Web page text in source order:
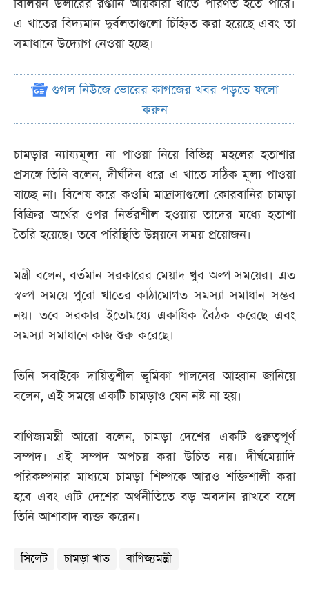
বিলিয়ন ডলারের রপ্তানি আয়কারী খাতে পরিণত হতে পারে।
এ খাতের বিদ্যমান দুর্বলতাগুলো চিহ্নিত করা হয়েছে এবং তা
সমাধানে উদ্যোগ নেওয়া হচ্ছে।
গুগল নিউজে ভোরের কাগজের খবর পড়তে ফলো
করুন
চামড়ার ন্যায্যমূল্য না পাওয়া নিয়ে বিভিন্ন মহলের হতাশার
প্রসঙ্গে তিনি বলেন, দীর্ঘদিন ধরে এ খাতে সঠিক মূল্য পাওয়া
যাচ্ছে না। বিশেষ করে কওমি মাদ্রাসাগুলো কোরবানির চামড়া
বিক্রির অর্থের ওপর নির্ভরশীল হওয়ায় তাদের মধ্যে হতাশা
তৈরি হয়েছে। তবে পরিস্থিতি উন্নয়নে সময় প্রয়োজন।
মন্ত্রী বলেন, বর্তমান সরকারের মেয়াদ খুব অল্প সময়ের। এত
স্বল্প সময়ে পুরো খাতের কাঠামোগত সমস্যা সমাধান সম্ভব
নয়। তবে সরকার ইতোমধ্যে একাধিক বৈঠক করেছে এবং
সমস্যা সমাধানে কাজ শুরু করেছে।
তিনি সবাইকে দায়িত্বশীল ভূমিকা পালনের আহ্বান জানিয়ে
বলেন, এই সময়ে একটি চামড়াও যেন নষ্ট না হয়।
বাণিজ্যমন্ত্রী আরো বলেন, চামড়া দেশের একটি গুরুত্বপূর্ণ
সম্পদ। এই সম্পদ অপচয় করা উচিত নয়। দীর্ঘমেয়াদি
পরিকল্পনার মাধ্যমে চামড়া শিল্পকে আরও শক্তিশালী করা
হবে এবং এটি দেশের অর্থনীতিতে বড় অবদান রাখবে বলে
তিনি আশাবাদ ব্যক্ত করেন।
সিলেট চামড়া খাত বাণিজ্যমন্ত্রী